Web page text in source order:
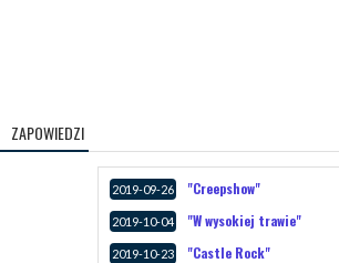
ZAPOWIEDZI
2019-09-26 "Creepshow"
2019-10-04 "W wysokiej trawie"
2019-10-23 "Castle Rock"